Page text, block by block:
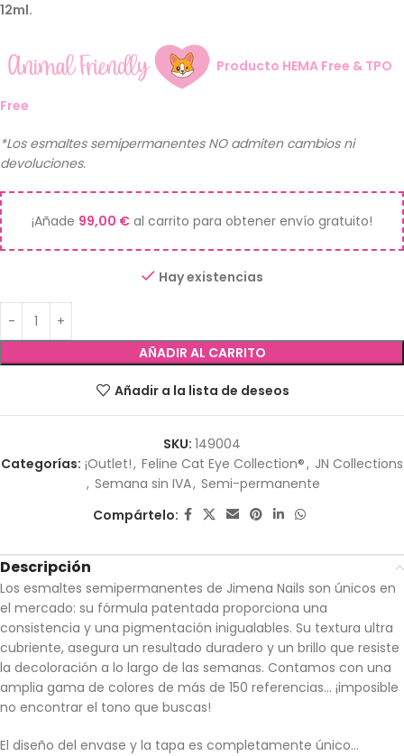
12ml.
Producto HEMA Free & TPO
Free
*Los esmaltes semipermanentes NO admiten cambios ni
devoluciones.
¡Añade 99,00 € al carrito para obtener envío gratuito!
Hay existencias
AÑADIR AL CARRITO
Añadir a la lista de deseos
SKU: 149004
Categorías: ¡Outlet!, Feline Cat Eye Collection®, JN Collections
, Semana sin IVA, Semi-permanente
Compártelo:
Descripción
Los esmaltes semipermanentes de Jimena Nails son únicos en
el mercado: su fórmula patentada proporciona una
consistencia y una pigmentación inigualables. Su textura ultra
cubriente, asegura un resultado duradero y un brillo que resiste
la decoloración a lo largo de las semanas. Contamos con una
amplia gama de colores de más de 150 referencias… ¡imposible
no encontrar el tono que buscas!
El diseño del envase y la tapa es completamente único…